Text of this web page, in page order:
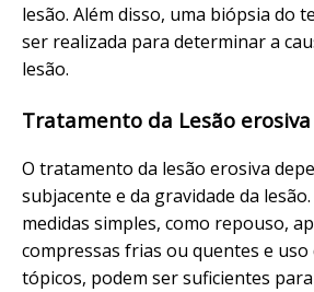
lesão. Além disso, uma biópsia do
ser realizada para determinar a
lesão.
Tratamento da Lesão erosiva
O tratamento da lesão erosiva
subjacente e da gravidade da
medidas simples, como repouso,
compressas frias ou quentes e uso
tópicos, podem ser suficientes